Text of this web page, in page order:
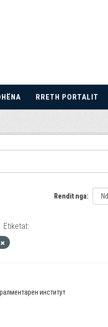
RRETH PORTALIT
Rendit nga
Etiketat:
институт